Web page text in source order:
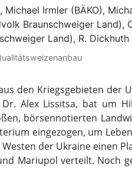
den Kriegsgebieten der
Dr. Alex Lissitsa, bat um
börsennotierten
eingezogen, um
Westen der Ukraine einen
Mariupol verteilt. Noch